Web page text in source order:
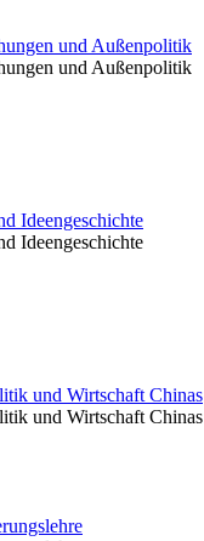
und Außenpolitik
und Außenpolitik
Ideengeschichte
Ideengeschichte
und Wirtschaft Chinas
und Wirtschaft Chinas